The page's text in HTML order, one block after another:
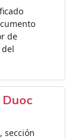
de
sección